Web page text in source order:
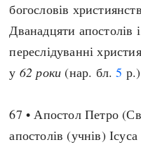
богословів
Дванадцяти апостолів
переслідуванні
у 62 роки (нар. бл.5
67 • Апостол Петро
апостолів (учнів)